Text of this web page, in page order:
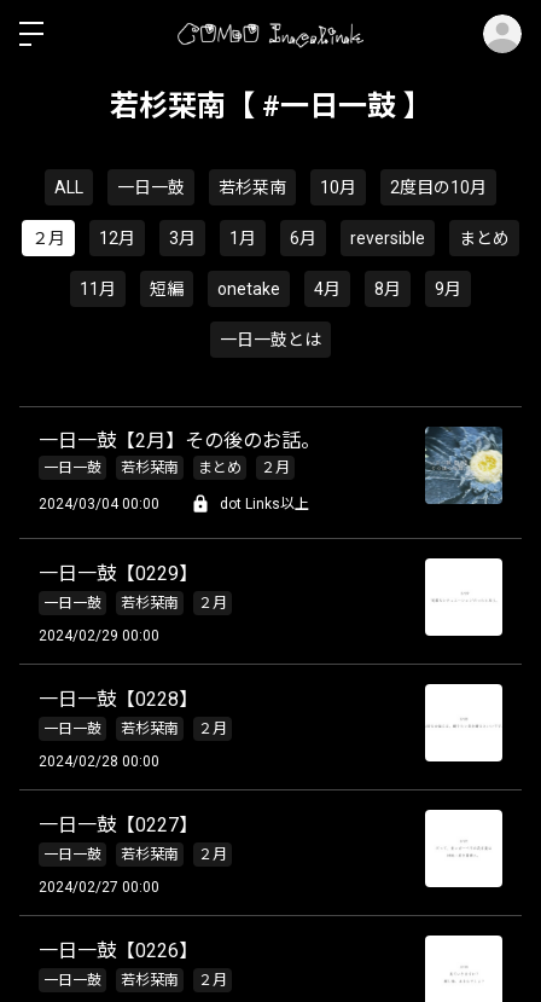
若杉栞南【 #一日一鼓 】
ALL 一日一鼓 若杉栞南 10月 2度目の10月
２月 12月 3月 1月 6月 reversible まとめ
11月 短編 onetake 4月 8月 9月
一日一鼓とは
一日一鼓【2月】その後のお話。
一日一鼓 若杉栞南 まとめ ２月
2024/03/04 00:00 dot Links以上
一日一鼓【0229】
一日一鼓 若杉栞南
２月
2024/02/29 00:00
一日一鼓【0228】
一日一鼓 若杉栞南
２月
2024/02/28 00:00
一日一鼓【0227】
一日一鼓 若杉栞南
２月
2024/02/27 00:00
一日一鼓【0226】
一日一鼓 若杉栞南
２月